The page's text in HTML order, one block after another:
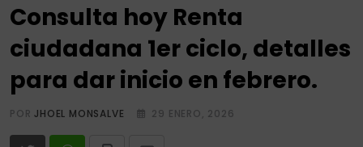
Consulta hoy Renta
ciudadana 1er ciclo, detalles
para dar inicio en febrero.
PORJHOEL MONSALVE 29 ENERO, 2026